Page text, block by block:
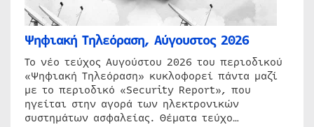
Ψηφιακή Τηλεόραση, Αύγουστος 2026
Το νέο τεύχος Αυγούστου 2026 του περιοδικού
«Ψηφιακή Τηλεόραση» κυκλοφορεί πάντα μαζί
με το περιοδικό «Security Report», που
ηγείται στην αγορά των ηλεκτρονικών
συστημάτων ασφαλείας. Θέματα τεύχο…